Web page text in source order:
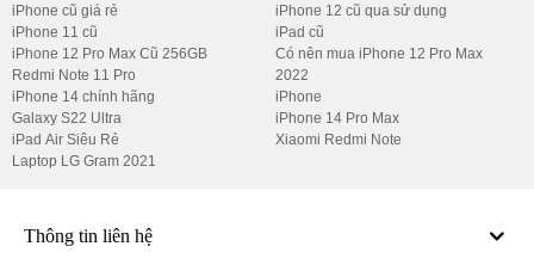
iPhone cũ giá rẻ
iPhone 11 cũ
iPhone 12 Pro Max Cũ 256GB
Redmi Note 11 Pro
iPhone 14 chính hãng
Galaxy S22 Ultra
iPad Air Siêu Rẻ
Laptop LG Gram 2021
iPhone 12 cũ qua sử dụng
iPad cũ
Có nên mua iPhone 12 Pro Max
2022
iPhone
iPhone 14 Pro Max
Xiaomi Redmi Note
Thông tin liên hệ